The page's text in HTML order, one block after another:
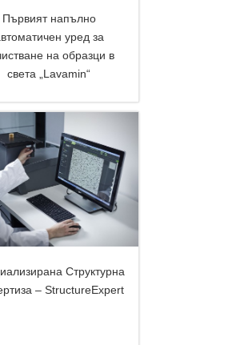
DETAILS
Първият напълно
уред за
на образци в
света „Lavamin“
Структурна
– StructureExpert